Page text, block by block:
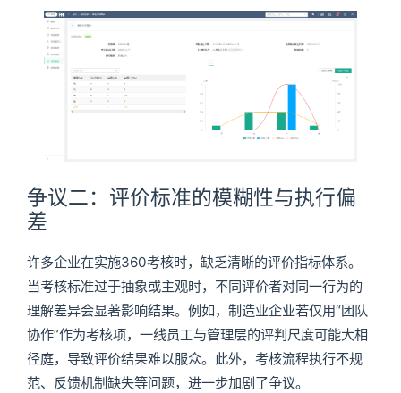
争议二：评价标准的模糊性与执行偏
差
许多企业在实施360考核时，缺乏清晰的评价指标体系。
当考核标准过于抽象或主观时，不同评价者对同一行为的
理解差异会显著影响结果。例如，制造业企业若仅用“团队
协作”作为考核项，一线员工与管理层的评判尺度可能大相
径庭，导致评价结果难以服众。此外，考核流程执行不规
范、反馈机制缺失等问题，进一步加剧了争议。